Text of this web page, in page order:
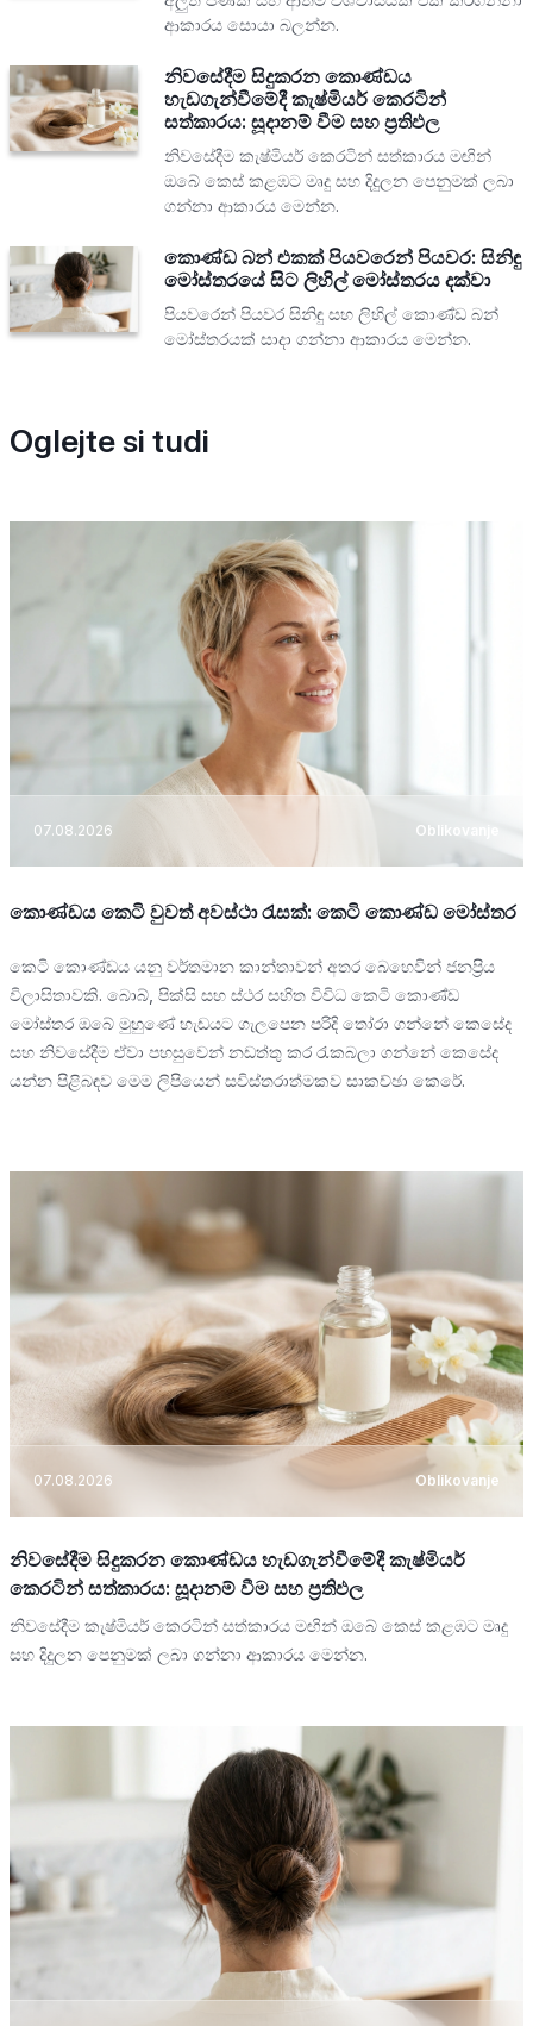
ආකාරය සොයා බලන්න.
නිවසේදීම සිදුකරන කොණ්ඩය
හැඩගැන්වීමේදී කැෂ්මියර් කෙරටින්
සත්කාරය: සූදානම් වීම සහ ප්‍රතිඵල
නිවසේදීම කැෂ්මියර් කෙරටින් සත්කාරය මඟින්
ඔබේ කෙස් කළඹට මෘදු සහ දිදුලන පෙනුමක් ලබා
ගන්නා ආකාරය මෙන්න.
කොණ්ඩ බන් එකක් පියවරෙන් පියවර: සිනිඳු
මෝස්තරයේ සිට ලිහිල් මෝස්තරය දක්වා
පියවරෙන් පියවර සිනිඳු සහ ලිහිල් කොණ්ඩ බන්
මෝස්තරයක් සාදා ගන්නා ආකාරය මෙන්න.
Oglejte si tudi
07.08.2026 Oblikovanje
කොණ්ඩය කෙටි වුවත් අවස්ථා රැසක්: කෙටි කොණ්ඩ මෝස්තර
කෙටි කොණ්ඩය යනු වර්තමාන කාන්තාවන් අතර බෙහෙවින් ජනප්‍රිය
විලාසිතාවකි. බොබ්, පික්සි සහ ස්ථර සහිත විවිධ කෙටි කොණ්ඩ
මෝස්තර ඔබේ මුහුණේ හැඩයට ගැලපෙන පරිදි තෝරා ගන්නේ කෙසේද
සහ නිවසේදීම ඒවා පහසුවෙන් නඩත්තු කර රැකබලා ගන්නේ කෙසේද
යන්න පිළිබඳව මෙම ලිපියෙන් සවිස්තරාත්මකව සාකච්ඡා කෙරේ.
07.08.2026 Oblikovanje
නිවසේදීම සිදුකරන කොණ්ඩය හැඩගැන්වීමේදී කැෂ්මියර්
කෙරටින් සත්කාරය: සූදානම් වීම සහ ප්‍රතිඵල
නිවසේදීම කැෂ්මියර් කෙරටින් සත්කාරය මඟින් ඔබේ කෙස් කළඹට මෘදු
සහ දිදුලන පෙනුමක් ලබා ගන්නා ආකාරය මෙන්න.